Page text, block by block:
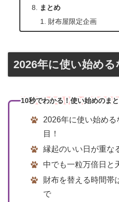
まとめ
財布屋限定企画
2026年に使い始め
10秒でわかる！使い始めのま
2026年に使い始め
目！
縁起のいい日が重な
中でも一粒万倍日
財布を替える時間帯
で